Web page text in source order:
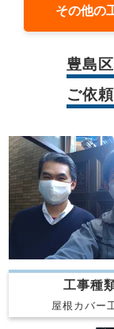
その他の
豊島
ご依
工事種
屋根カバー